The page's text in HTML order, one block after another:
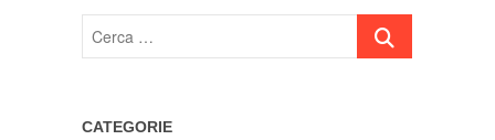
Cerca
CATEGORIE